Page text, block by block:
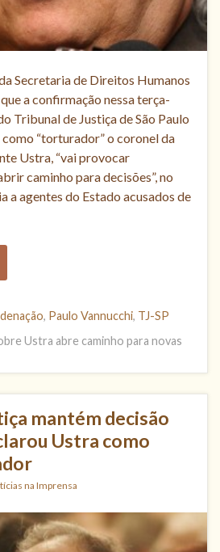
Secretaria de Direitos Humanos
a confirmação nessa terça-
Tribunal de Justiça de São Paulo
como “torturador” o coronel da
Ustra, “vai provocar
caminho para decisões”, no
a agentes do Estado acusados de
, Paulo Vannucchi, TJ-SP
Ustra abre caminho para novas
mantém decisão
Ustra como
na Imprensa